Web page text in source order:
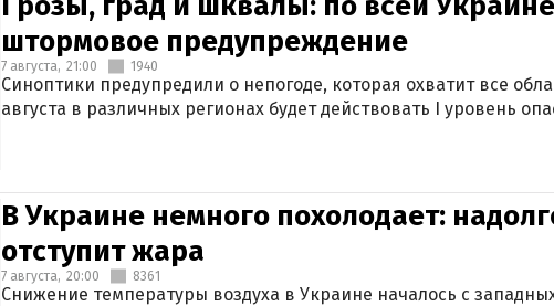
штормовое предупреждение
7 августа, 21:00 1940
Синоптики предупредили о непогоде, которая охватит все
августа в различных регионах будет действовать I уровень
В Украине немного похолодает:
отступит жара
7 августа, 20:00 8361
Снижение температуры воздуха в Украине началось с